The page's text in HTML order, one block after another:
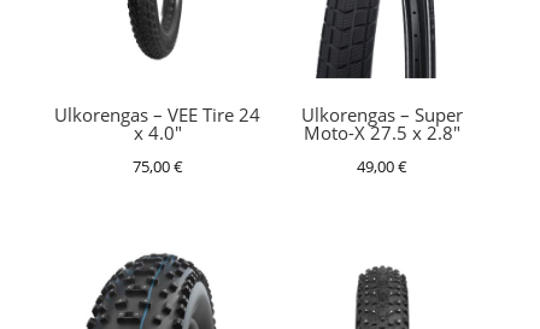
Ulkorengas – VEE Tire 24
x 4.0″
75,00€
Ulkorengas – Super
Moto-X 27.5 x 2.8″
49,00€